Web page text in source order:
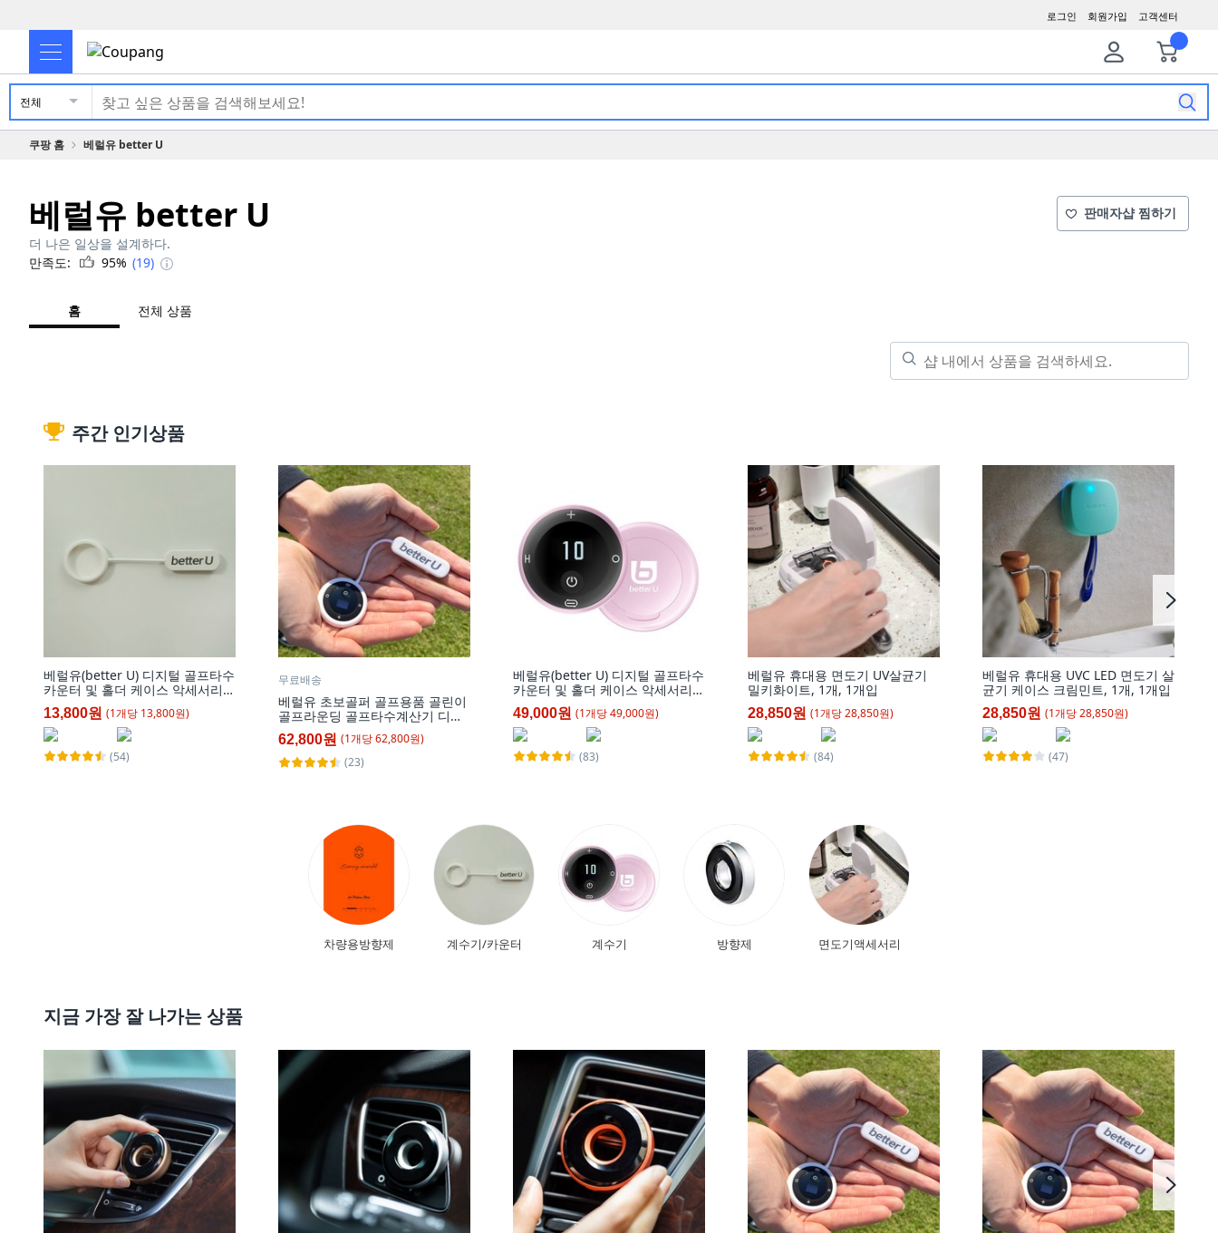
고객센터
회원가입
로그인
전체
쿠팡 홈 베럴유 better U
베럴유 better U
더 나은 일상을 설계하다.
만족도:
95% (19)
판매자샵 찜하기
홈 전체 상품
주간 인기상품
베럴유(better U) 디지털 골프타수
카운터 및 홀더 케이스 악세서리
(각각 별매), 카운터 홀더 악세서
리, 1개
13,800원 (1개당 13,800원)
(54)
무료배송
베럴유 초보골퍼 골프용품 골린이
골프라운딩 골프타수계산기 디지
털 골프 타수기 골프 스코어 카운
터 [세트 상품 : 타수계산기 + 케이
스], 실버+흰색, 1개
62,800원 (1개당62,800원)
(23)
베럴유(better U) 디지털 골프타수
카운터 및 홀더 케이스 악세서리
(각각 별매), 핑크, 1개
49,000원 (1개당49,000원)
(83)
베럴유 휴대용 면도기 UV살균기
밀키화이트, 1개, 1개입
28,850원 (1개당28,850원)
(84)
베럴유 휴대용 UVC LED 면도기 살
균기 케이스 크림민트, 1개, 1개입
28,850원 (1개당28,850원)
(47)
차량용방향제 계수기/카운터 계수기 방향제 면도기액세서리
지금 가장 잘 나가는 상품